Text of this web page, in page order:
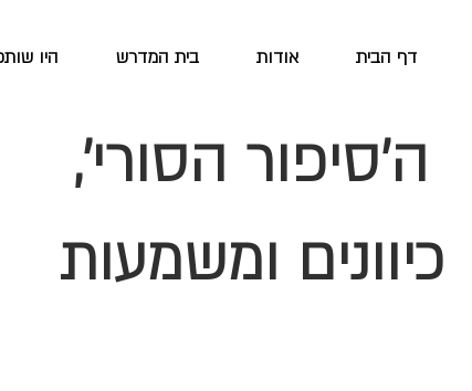
דף הבית אודות בית המדרש היו
ה'סיפור הסורי',
כיוונים ומשמעות